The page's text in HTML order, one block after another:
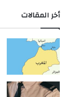
أخر المقالات